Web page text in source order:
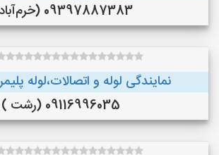
09397887383 (خرم‌آباد )
نمایندگی لوله و اتصالات،لوله
09116996035 (رشت )